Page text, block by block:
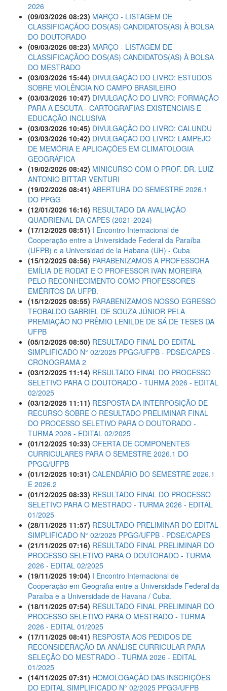
2026
(09/03/2026 08:23) MARÇO - LISTAGEM DE
CLASSIFICAÇÃOO DOS(AS) CANDIDATOS(AS) À BOLSA
DO DOUTORADO
(09/03/2026 08:23) MARÇO - LISTAGEM DE
CLASSIFICAÇÃOO DOS(AS) CANDIDATOS(AS) À BOLSA
DO MESTRADO
(03/03/2026 15:44) DIVULGAÇÃO DO LIVRO: ESTUDOS
SOBRE VIOLÊNCIA NO CAMPO BRASILEIRO
(03/03/2026 10:47) DIVULGAÇÃO DO LIVRO: FORMAÇÃO
PARA A ESCUTA - CARTOGRAFIAS EXISTENCIAIS E
EDUCAÇÃO INCLUSIVA
(03/03/2026 10:45) DIVULGAÇÃO DO LIVRO: CALUNDU
(03/03/2026 10:42) DIVULGAÇÃO DO LIVRO: LAMPEJO
DE MEMÓRIA E APLICAÇÕES EM CLIMATOLOGIA
GEOGRÁFICA
(19/02/2026 08:42) MINICURSO COM O PROF. DR. LUIZ
ANTONIO BITTAR VENTURI
(19/02/2026 08:41) ABERTURA DO SEMESTRE 2026.1
DO PPGG
(12/01/2026 16:16) RESULTADO DA AVALIAÇÃO
QUADRIENAL DA CAPES (2021-2024)
(17/12/2025 08:51) I Encontro Internacional de
Cooperação entre a Universidade Federal da Paraíba
(UFPB) e a Universidad de la Habana (UH) - Cuba
(15/12/2025 08:56) PARABENIZAMOS A PROFESSORA
EMÍLIA DE RODAT E O PROFESSOR IVAN MOREIRA
PELO RECONHECIMENTO COMO PROFESSORES
EMÉRITOS DA UFPB.
(15/12/2025 08:55) PARABENIZAMOS NOSSO EGRESSO
TEOBALDO GABRIEL DE SOUZA JÚNIOR PELA
PREMIAÇÃO NO PRÊMIO LENILDE DE SÁ DE TESES DA
UFPB
(05/12/2025 08:50) RESULTADO FINAL DO EDITAL
SIMPLIFICADO N° 02/2025 PPGG/UFPB - PDSE/CAPES -
CRONOGRAMA 2
(03/12/2025 11:14) RESULTADO FINAL DO PROCESSO
SELETIVO PARA O DOUTORADO - TURMA 2026 - EDITAL
02/2025
(03/12/2025 11:11) RESPOSTA DA INTERPOSIÇÃO DE
RECURSO SOBRE O RESULTADO PRELIMINAR FINAL
DO PROCESSO SELETIVO PARA O DOUTORADO -
TURMA 2026 - EDITAL 02/2025
(01/12/2025 10:33) OFERTA DE COMPONENTES
CURRICULARES PARA O SEMESTRE 2026.1 DO
PPGG/UFPB
(01/12/2025 10:31) CALENDÁRIO DO SEMESTRE 2026.1
E 2026.2
(01/12/2025 08:33) RESULTADO FINAL DO PROCESSO
SELETIVO PARA O MESTRADO - TURMA 2026 - EDITAL
01/2025
(28/11/2025 11:57) RESULTADO PRELIMINAR DO EDITAL
SIMPLIFICADO N° 02/2025 PPGG/UFPB - PDSE/CAPES
(21/11/2025 07:16) RESULTADO FINAL PRELIMINAR DO
PROCESSO SELETIVO PARA O DOUTORADO - TURMA
2026 - EDITAL 02/2025
(19/11/2025 19:04) I Encontro Internacional de
Cooperação em Geografia entre a Universidade Federal da
Paraíba e a Universidade de Havana / Cuba.
(18/11/2025 07:54) RESULTADO FINAL PRELIMINAR DO
PROCESSO SELETIVO PARA O MESTRADO - TURMA
2026 - EDITAL 01/2025
(17/11/2025 08:41) RESPOSTA AOS PEDIDOS DE
RECONSIDERAÇÃO DA ANÁLISE CURRICULAR PARA
SELEÇÃO DO MESTRADO - TURMA 2026 - EDITAL
01/2025
(14/11/2025 07:31) HOMOLOGAÇÃO DAS INSCRIÇÕES
DO EDITAL SIMPLIFICADO N° 02/2025 PPGG/UFPB